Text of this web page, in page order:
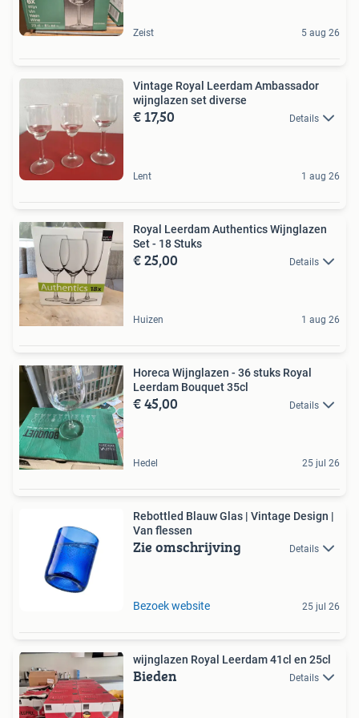
Zeist 5 aug 26
Vintage Royal Leerdam Ambassador
wijnglazen set diverse
€ 17,50 Details
Lent 1 aug 26
Royal Leerdam Authentics Wijnglazen
Set - 18 Stuks
€ 25,00 Details
Huizen 1 aug 26
Horeca Wijnglazen - 36 stuks Royal
Leerdam Bouquet 35cl
€ 45,00 Details
Hedel 25 jul 26
Rebottled Blauw Glas | Vintage Design |
Van flessen
Zie omschrijving Details
Bezoek website 25 jul 26
wijnglazen Royal Leerdam 41cl en 25cl
Bieden Details